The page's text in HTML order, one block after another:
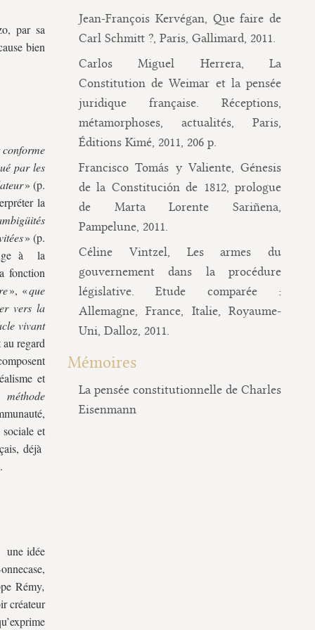
par sa
bien
par les
» (p.
la
» (p.
à la
fonction
», «que
vers la
vivant
regard
et
méthode
et
déjà
une idée
Rémy,
créateur
Jean-François Kervégan, Que faire de
Carl Schmitt ?, Paris, Gallimard, 2011.
Carlos Miguel Herrera, La
Constitution de Weimar et la pensée
juridique française. Réceptions,
métamorphoses, actualités, Paris,
Éditions Kimé, 2011, 206 p.
Francisco Tomás y Valiente, Génesis
de la Constitución de 1812, prologue
de Marta Lorente Sariñena,
Pampelune, 2011.
Céline Vintzel, Les armes du
gouvernement dans la procédure
législative. Etude comparée :
Allemagne, France, Italie, Royaume-
Uni, Dalloz, 2011.
Mémoires
La pensée constitutionnelle de Charles
Eisenmann